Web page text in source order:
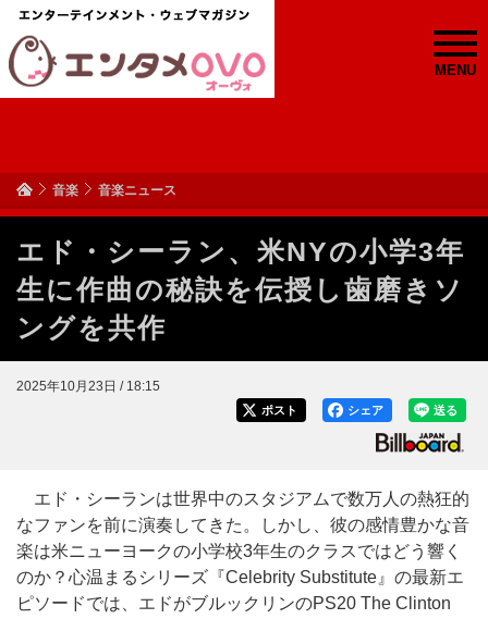
MENU
音楽 音楽ニュース
エド・シーラン、米NYの小学3年
生に作曲の秘訣を伝授し歯磨きソ
ングを共作
2025年10月23日 / 18:15
送る
シェア
ポスト
エド・シーランは世界中のスタジアムで数万人の熱狂的
なファンを前に演奏してきた。しかし、彼の感情豊かな音
楽は米ニューヨークの小学校3年生のクラスではどう響く
のか？心温まるシリーズ『Celebrity Substitute』の最新エ
ピソードでは、エドがブルックリンのPS20 The Clinton